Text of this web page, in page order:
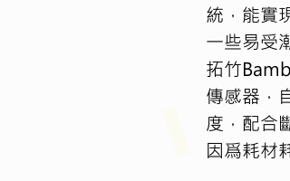
統，能實
一些易受
拓竹
傳感器，
度，配合
因爲耗材